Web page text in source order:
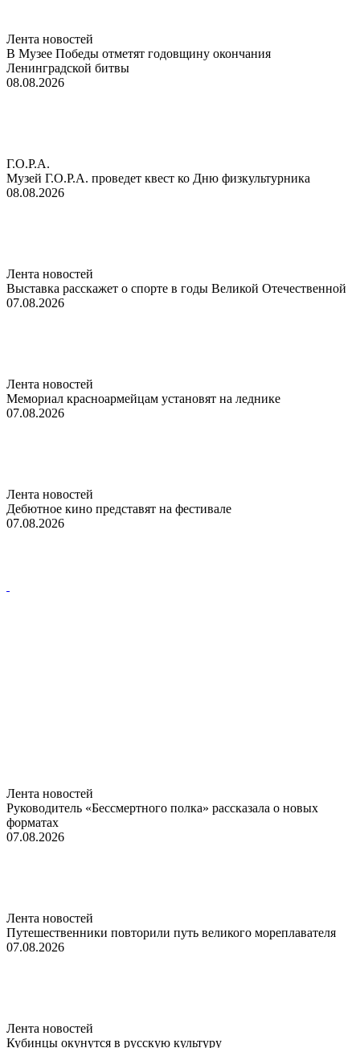
Лента новостей
В Музее Победы отметят годовщину окончания
Ленинградской битвы
08.08.2026
Г.О.Р.А.
Музей Г.О.Р.А. проведет квест ко Дню физкультурника
08.08.2026
Лента новостей
Выставка расскажет о спорте в годы Великой Отечественной
07.08.2026
Лента новостей
Мемориал красноармейцам установят на леднике
07.08.2026
Лента новостей
Дебютное кино представят на фестивале
07.08.2026
Лента новостей
Руководитель «Бессмертного полка» рассказала о новых
форматах
07.08.2026
Лента новостей
Путешественники повторили путь великого мореплавателя
07.08.2026
Лента новостей
Кубинцы окунутся в русскую культуру